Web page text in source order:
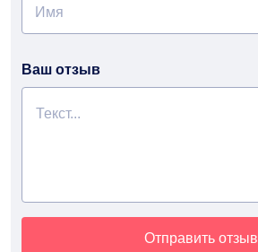
Ваш отзыв
Отправить отзыв